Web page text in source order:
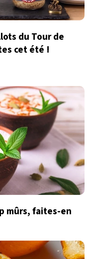
du Tour de
cet été !
mûrs, faites-en